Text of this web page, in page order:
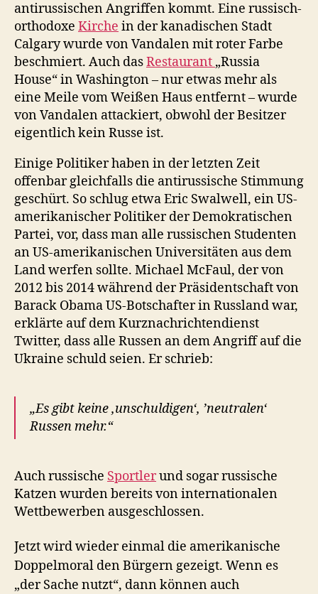
antirussischen Angriffen kommt. Eine russisch-
orthodoxe Kirche in der kanadischen Stadt
Calgary wurde von Vandalen mit roter Farbe
beschmiert. Auch dasRestaurant „Russia
House“ in Washington – nur etwas mehr als
eine Meile vom Weißen Haus entfernt – wurde
von Vandalen attackiert, obwohl der Besitzer
eigentlich kein Russe ist.
Einige Politiker haben in der letzten Zeit
offenbar gleichfalls die antirussische Stimmung
geschürt. So schlug etwa Eric Swalwell, ein US-
amerikanischer Politiker der Demokratischen
Partei, vor, dass man alle russischen Studenten
an US-amerikanischen Universitäten aus dem
Land werfen sollte. Michael McFaul, der von
2012 bis 2014 während der Präsidentschaft von
Barack Obama US-Botschafter in Russland war,
erklärte auf dem Kurznachrichtendienst
Twitter, dass alle Russen an dem Angriff auf die
Ukraine schuld seien. Er schrieb:
„Es gibt keine ‚unschuldigen‘, ’neutralen‘
Russen mehr.“
Auch russische Sportlerund sogar russische
Katzen wurden bereits von internationalen
Wettbewerben ausgeschlossen.
Jetzt wird wieder einmal die amerikanische
Doppelmoral den Bürgern gezeigt. Wenn es
„der Sache nutzt“, dann können auch